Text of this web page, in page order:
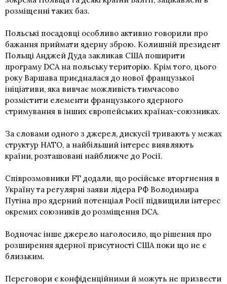
розміщенні таких баз.
Польські посадовці особливо активно говорили про
бажання приймати ядерну зброю. Колишній президент
Польщі Анджей Дуда закликав США поширити
програму DCA на польську територію. Крім того, цього
року Варшава приєдналася до нової французької
ініціативи, яка вивчає можливість тимчасово
розмістити елементи французького ядерного
стримування в інших європейських країнах-союзниках.
За словами одного з джерел, дискусії тривають у межах
структур НАТО, а найбільший інтерес виявляють
країни, розташовані найближче до Росії.
Співрозмовники FT додали, що російське вторгнення в
Україну та регулярні заяви лідера РФ Володимира
Путіна про ядерний потенціал Росії підвищили інтерес
окремих союзників до розміщення DCA.
Водночас інше джерело наголосило, що рішення про
розширення ядерної присутності США поки що не є
близьким.
Переговори є конфіденційними й можуть не призвести